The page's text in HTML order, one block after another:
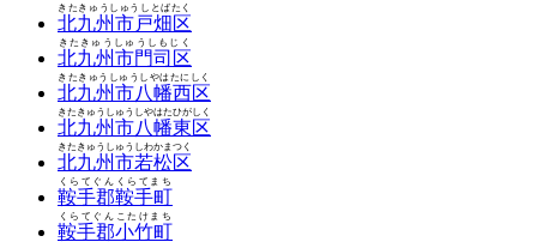
北九州市戸畑区
きたきゅうしゅうしとばたく
北九州市門司区
きたきゅうしゅうしもじく
北九州市八幡西区
きたきゅうしゅうしやはたにしく
北九州市八幡東区
きたきゅうしゅうしやはたひがしく
北九州市若松区
きたきゅうしゅうしわかまつく
鞍手郡鞍手町
くらてぐんくらてまち
鞍手郡小竹町
くらてぐんこたけまち